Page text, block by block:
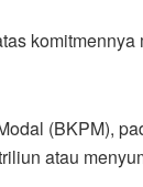
(BKPM),
atau